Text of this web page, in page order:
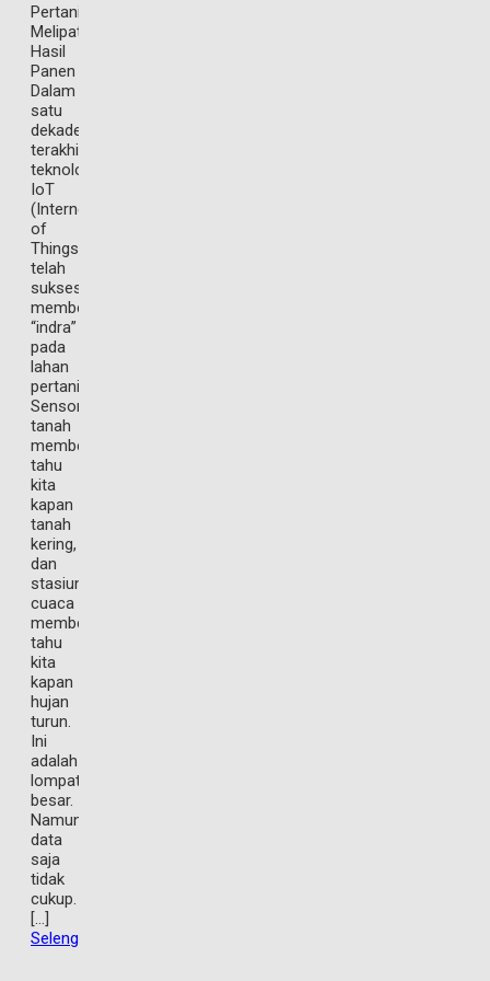
Pertanian
Melipatgandakan
Hasil
Panen
Dalam
satu
dekade
terakhir,
teknologi
IoT
(Internet
of
Things)
telah
sukses
memberikan
“indra”
pada
lahan
pertanian.
Sensor
tanah
memberi
tahu
kita
kapan
tanah
kering,
dan
stasiun
cuaca
memberi
tahu
kita
kapan
hujan
turun.
Ini
adalah
lompatan
besar.
Namun,
data
saja
tidak
cukup.
[…]
Selengkapnya